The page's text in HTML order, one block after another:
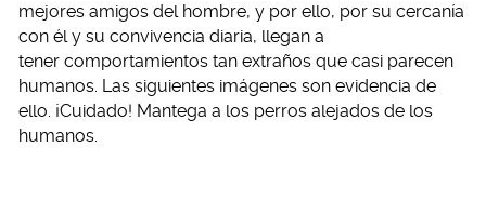
mejores amigos del hombre, y por ello, por su cercanía
con él y su convivencia diaria, llegan a
tener comportamientos tan extraños que casi parecen
humanos. Las siguientes imágenes son evidencia de
ello. ¡Cuidado! Mantega a los perros alejados de los
humanos.